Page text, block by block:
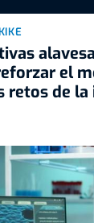
el
retos de la